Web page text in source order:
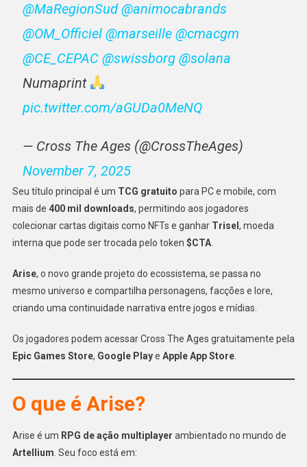
@MaRegionSud @animocabrands
@OM_Officiel @marseille @cmacgm
@CE_CEPAC @swissborg @solana
Numaprint
pic.twitter.com/aGUDa0MeNQ
— Cross The Ages (@CrossTheAges)
November 7, 2025
Seu título principal é um TCG gratuito para PC e mobile, com
mais de 400 mil downloads, permitindo aos jogadores
colecionar cartas digitais como NFTs e ganhar Trisel, moeda
interna que pode ser trocada pelo token $CTA.
Arise, o novo grande projeto do ecossistema, se passa no
mesmo universo e compartilha personagens, facções e lore,
criando uma continuidade narrativa entre jogos e mídias.
Os jogadores podem acessar Cross The Ages gratuitamente pela
Epic Games Store, Google Playe Apple App Store.
O que é Arise?
Arise é um RPG de ação multiplayer ambientado no mundo de
Artellium . Seu foco está em: